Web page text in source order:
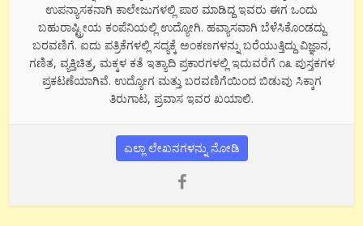
ಉಪನ್ಯಾಸಕನಾಗಿ ಕಾಲೇಜುಗಳಲ್ಲಿ ಪಾಠ ಮಾಡಿದ್ದ ಇವರು ಈಗ ಒಂದು
ಬಹುರಾಷ್ಟ್ರೀಯ ಕಂಪೆನಿಯಲ್ಲಿ ಉದ್ಯೋಗಿ. ಹವ್ಯಾಸವಾಗಿ ಬೆಳೆಸಿಕೊಂಡದ್ದು
ಬರವಣಿಗೆ. ಐದು ಪತ್ರಿಕೆಗಳಲ್ಲಿ ಸದ್ಯಕ್ಕೆ ಅಂಕಣಗಳನ್ನು ಬರೆಯುತ್ತಿದ್ದು ವಿಜ್ಞಾನ,
ಗಣಿತ, ವ್ಯಕ್ತಿಚಿತ್ರ, ಮಕ್ಕಳ ಕತೆ ಇತ್ಯಾದಿ ಪ್ರಕಾರಗಳಲ್ಲಿ ಇದುವರೆಗೆ ೧೩ ಪುಸ್ತಕಗಳ
ಪ್ರಕಟಣೆಯಾಗಿವೆ. ಉದ್ಯೋಗ ಮತ್ತು ಬರವಣಿಗೆಯಿಂದ ಬಿಡುವು ಸಿಕ್ಕಾಗ
ತಿರುಗಾಟ, ಪ್ರವಾಸ ಇವರ ಖಯಾಲಿ.
ಎಲ್ಲಾ ಲೇಖನಗಳನ್ನು ನೋಡಿ